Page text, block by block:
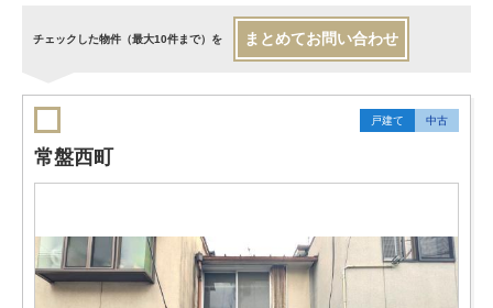
チェックした物件（最大10件まで）を まとめてお問い合わせ
戸建て 中古
常盤西町